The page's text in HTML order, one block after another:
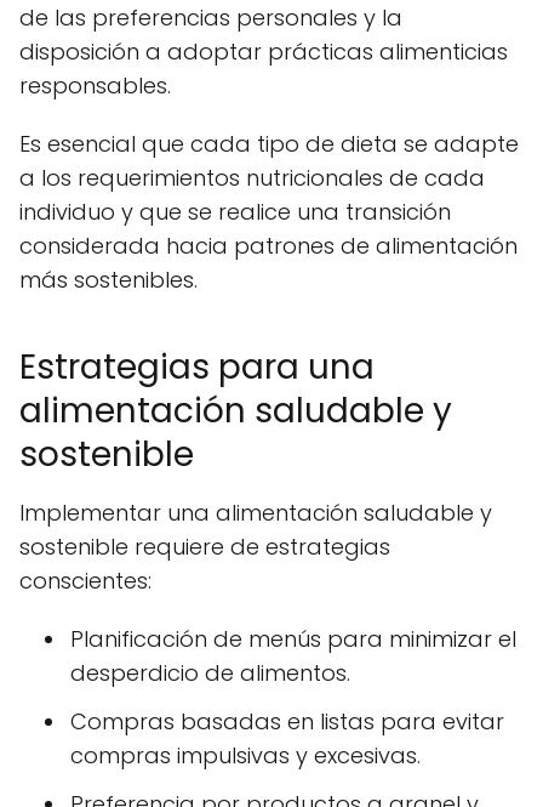
de las preferencias personales y la
disposición a adoptar prácticas alimenticias
responsables.
Es esencial que cada tipo de dieta se adapte
a los requerimientos nutricionales de cada
individuo y que se realice una transición
considerada hacia patrones de alimentación
más sostenibles.
Estrategias para una
alimentación saludable y
sostenible
Implementar una alimentación saludable y
sostenible requiere de estrategias
conscientes:
Planificación de menús para minimizar el
desperdicio de alimentos.
Compras basadas en listas para evitar
compras impulsivas y excesivas.